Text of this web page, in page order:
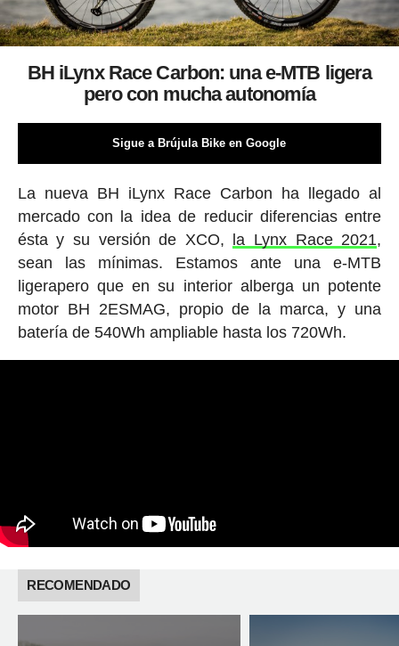
BH iLynx Race Carbon: una e-MTB ligera
pero con mucha autonomía
Sigue a Brújula Bike en Google
La nueva BH iLynx Race Carbon ha llegado al
mercado con la idea de reducir diferencias entre
ésta y su versión de XCO, la Lynx Race 2021,
sean las mínimas. Estamos ante una e-MTB
ligerapero que en su interior alberga un potente
motor BH 2ESMAG, propio de la marca, y una
batería de 540Wh ampliable hasta los 720Wh.
RECOMENDADO